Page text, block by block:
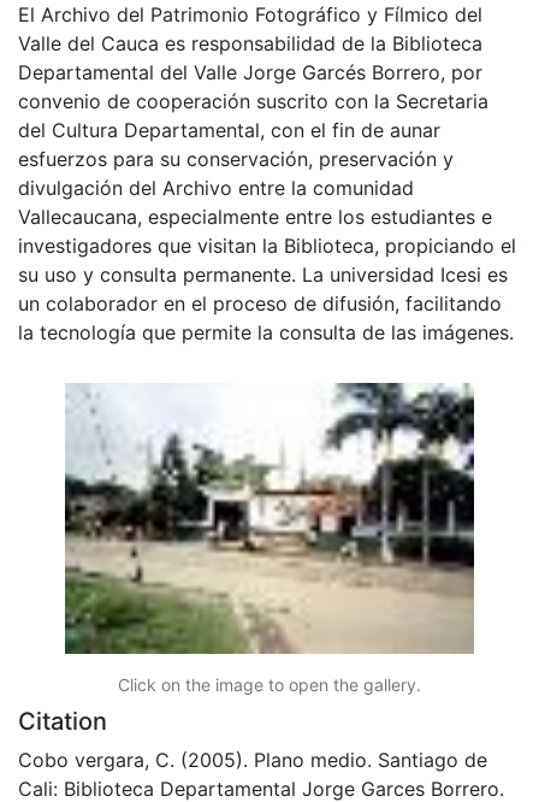
El Archivo del Patrimonio Fotográfico y Fílmico del
Valle del Cauca es responsabilidad de la Biblioteca
Departamental del Valle Jorge Garcés Borrero, por
convenio de cooperación suscrito con la Secretaria
del Cultura Departamental, con el fin de aunar
esfuerzos para su conservación, preservación y
divulgación del Archivo entre la comunidad
Vallecaucana, especialmente entre los estudiantes e
investigadores que visitan la Biblioteca, propiciando el
su uso y consulta permanente. La universidad Icesi es
un colaborador en el proceso de difusión, facilitando
la tecnología que permite la consulta de las imágenes.
Click on the image to open the gallery.
Citation
Cobo vergara, C. (2005). Plano medio. Santiago de
Cali: Biblioteca Departamental Jorge Garces Borrero.